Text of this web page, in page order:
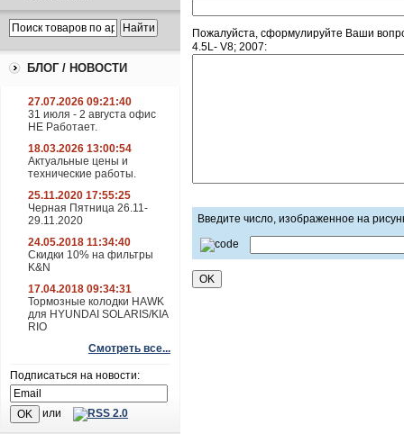
БЛОГ / НОВОСТИ
27.07.2026 09:21:40
31 июля - 2 августа офис
НЕ Работает.
18.03.2026 13:00:54
Актуальные цены и
технические работы.
25.11.2020 17:55:25
Черная Пятница 26.11-
29.11.2020
24.05.2018 11:34:40
Скидки 10% на фильтры
K&N
17.04.2018 09:34:31
Тормозные колодки HAWK
для HYUNDAI SOLARIS/KIA
RIO
Смотреть все...
Подписаться на новости:
или
Пожалуйста, сформулируйте Ваши
4.5L- V8; 2007:
Введите число, изображенное на